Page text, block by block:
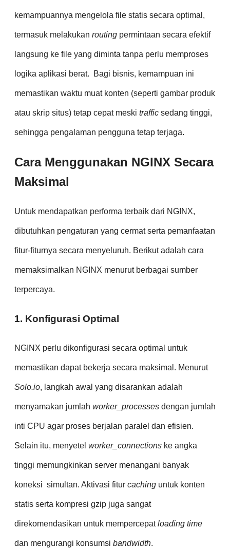
kemampuannya mengelola file statis secara optimal,
termasuk melakukan routing permintaan secara efektif
langsung ke file yang diminta tanpa perlu memproses
logika aplikasi berat. Bagi bisnis, kemampuan ini
memastikan waktu muat konten (seperti gambar produk
atau skrip situs) tetap cepat meski traffic sedang tinggi,
sehingga pengalaman pengguna tetap terjaga.
Cara Menggunakan NGINX Secara
Maksimal
Untuk mendapatkan performa terbaik dari NGINX,
dibutuhkan pengaturan yang cermat serta pemanfaatan
fitur-fiturnya secara menyeluruh. Berikut adalah cara
memaksimalkan NGINX menurut berbagai sumber
terpercaya.
1. Konfigurasi Optimal
NGINX perlu dikonfigurasi secara optimal untuk
memastikan dapat bekerja secara maksimal. Menurut
Solo.io, langkah awal yang disarankan adalah
menyamakan jumlah worker_processes dengan jumlah
inti CPU agar proses berjalan paralel dan efisien.
Selain itu, menyetel worker_connections ke angka
tinggi memungkinkan server menangani banyak
koneksi simultan. Aktivasi fitur caching untuk konten
statis serta kompresi gzip juga sangat
direkomendasikan untuk mempercepatloading time
dan mengurangi konsumsi bandwidth.